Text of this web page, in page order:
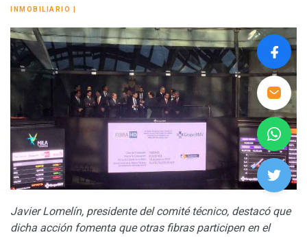
INMOBILIARIO
Javier Lomelín, presidente del comité técnico, destacó que
dicha acción fomenta que otras fibras participen en el